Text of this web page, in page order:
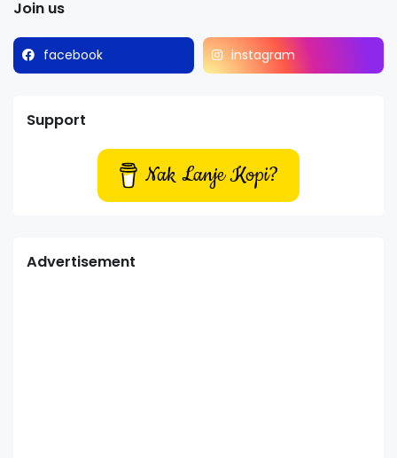
Join us
facebook instagram
Support
Nak Lanje Kopi?
Advertisement